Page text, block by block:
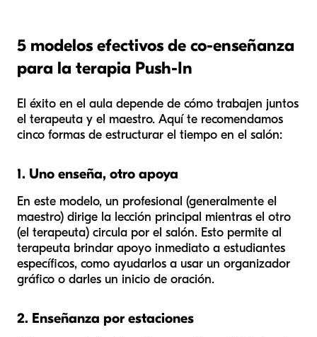
5 modelos efectivos de co-enseñanza
para la terapia Push-In
El éxito en el aula depende de cómo trabajen juntos
el terapeuta y el maestro. Aquí te recomendamos
cinco formas de estructurar el tiempo en el salón:
1. Uno enseña, otro apoya
En este modelo, un profesional (generalmente el
maestro) dirige la lección principal mientras el otro
(el terapeuta) circula por el salón. Esto permite al
terapeuta brindar apoyo inmediato a estudiantes
específicos, como ayudarlos a usar un organizador
gráfico o darles un inicio de oración.
2. Enseñanza por estaciones